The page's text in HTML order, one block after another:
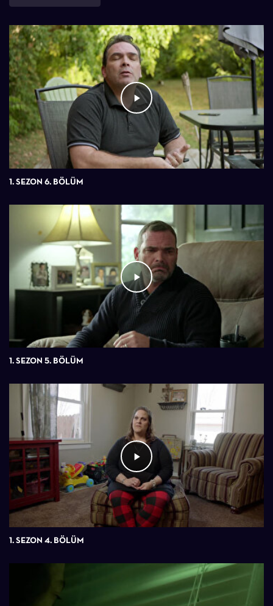
1. SEZON 6. BÖLÜM
1. SEZON 5. BÖLÜM
1. SEZON 4. BÖLÜM